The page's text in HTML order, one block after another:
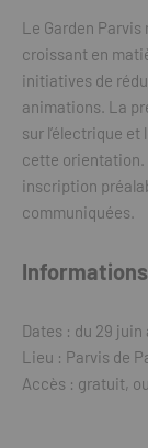
Le Garden
croissant en
initiatives de
animations. La
sur l’électrique
cette orientation.
inscription
communiquées.
Dates : du 29
Lieu : Parvis de
Accès : gratuit,